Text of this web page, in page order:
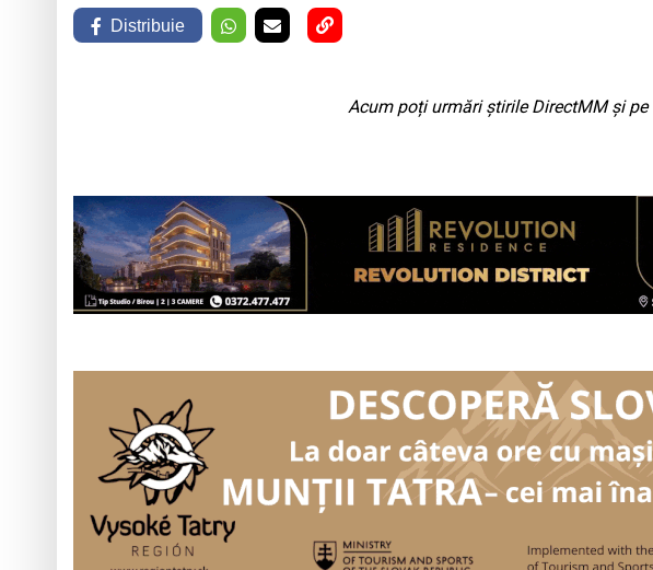
Distribuie
Acum poți urmări știrile DirectMM și pe